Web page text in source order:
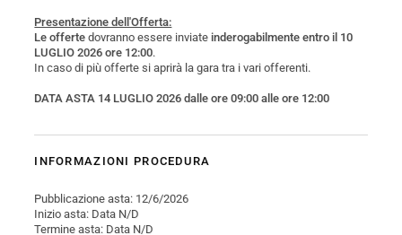
Presentazione dell'Offerta:
Le offerte dovranno essere inviate inderogabilmente entro il 10
LUGLIO 2026 ore 12:00.
In caso di più offerte si aprirà la gara tra i vari offerenti.
DATA ASTA 14 LUGLIO 2026 dalle ore 09:00 alle ore 12:00
INFORMAZIONI PROCEDURA
Pubblicazione asta: 12/6/2026
Inizio asta: Data N/D
Termine asta: Data N/D